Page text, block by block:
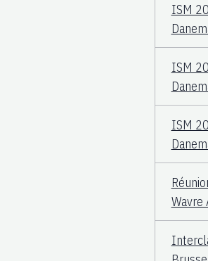
ISM
ISM
ISM
Wavre